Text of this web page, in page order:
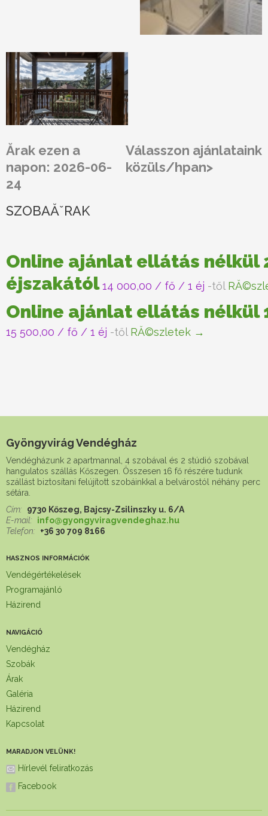
Ărak ezen a
napon: 2026-06-
24
Válasszon ajánlataink
közüls/hpan>
SZOBAĂˇRAK
Online ajánlat ellátás nélkül
éjszakától 14 000,00 / fő / 1 éj -től
Online ajánlat ellátás nélkül
15 500,00 / fő / 1 éj -től RĂ©szletek →
Gyöngyvirág Vendégház
Vendégházunk 2 apartmannal, 4 szobával és 2 stúdió szobával
hangulatos szállás Kőszegen. Összesen 16 fő részére tudunk
szállást biztosítani felújított szobáinkkal a belvárostól néhány perc
sétára.
Cím:
9730 Kőszeg, Bajcsy-Zsilinszky u. 6/A
E-mail:
info@gyongyviragvendeghaz.hu
Telefon:
+36 30 709 8166
HASZNOS INFORMÁCIÓK
Vendégértékelések
Programajánló
Házirend
NAVIGÁCIÓ
Vendégház
Szobák
Árak
Galéria
Házirend
Kapcsolat
MARADJON VELÜNK!
Hírlevél feliratkozás
Facebook